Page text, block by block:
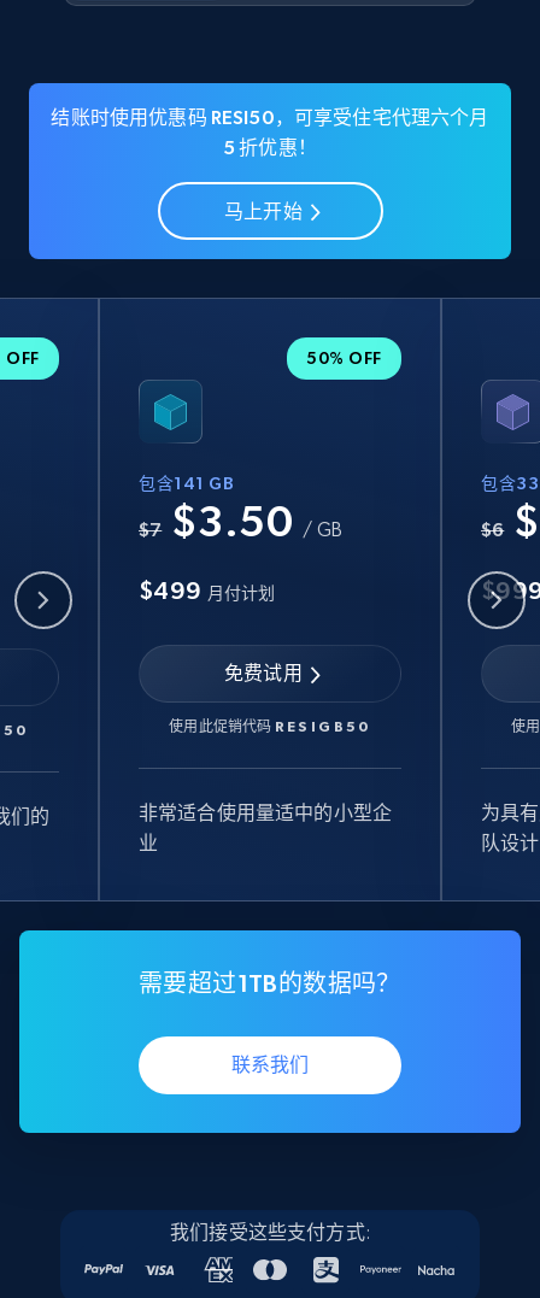
结账时使用优惠码 RESI50，可享受住宅代理六个月
5 折优惠！
马上开始
OFF
们的
50% OFF
包含141 GB
$7 $3.50 / GB
$499 月付计划
免费试用
使用此促销代码 RESIGB50
非常适合使用量适中的小型企
业
包含
$6
使
为具
队设计
需要超过1TB的数据吗？
联系我们
我们接受这些支付方式: